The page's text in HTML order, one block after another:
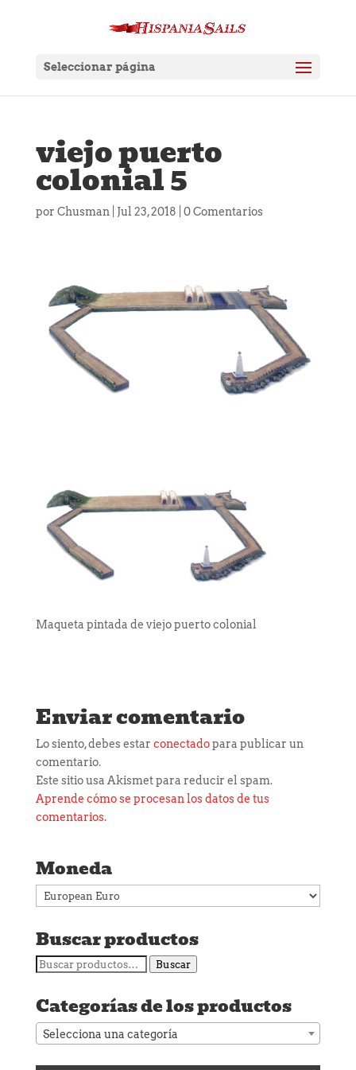
Seleccionar página
viejo puerto
colonial 5
por Chusman Jul 23, 2018 0 Comentarios
Maqueta pintada de viejo puerto colonial
Enviar comentario
Lo siento, debes estar conectadopara publicar un
comentario.
Este sitio usa Akismet para reducir el spam.
Aprende cómo se procesan los datos de tus
comentarios.
Moneda
Buscar productos
Buscar
Buscar
Categorías de los productos
Selecciona una categoría